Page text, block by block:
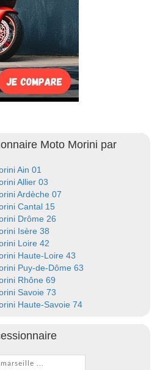
Moto Morini par
Ain 01
Allier 03
Ardèche 07
Cantal 15
Drôme 26
Isère 38
Loire 42
Haute-Loire 43
Puy-de-Dôme 63
Rhône 69
Savoie 73
Haute-Savoie 74